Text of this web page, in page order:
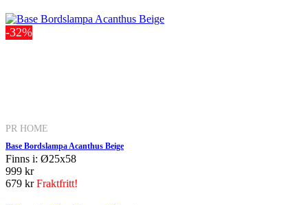
-32%
PR HOME
Base Bordslampa Acanthus Beige
Finns i: Ø25x58
999 kr
679 krFraktfritt!